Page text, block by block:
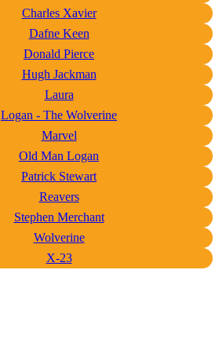
Charles Xavier
Dafne Keen
Donald Pierce
Hugh Jackman
Laura
Logan - The Wolverine
Marvel
Old Man Logan
Patrick Stewart
Reavers
Stephen Merchant
Wolverine
X-23